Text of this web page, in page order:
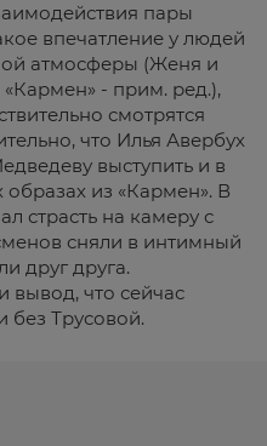
пары
впечатление у людей
атмосферы (Женя и
- прим. ред.),
смотрятся
что Илья Авербух
выступить и в
из «Кармен». В
страсть на камеру с
сняли в интимный
друг друга.
вывод, что сейчас
без Трусовой.